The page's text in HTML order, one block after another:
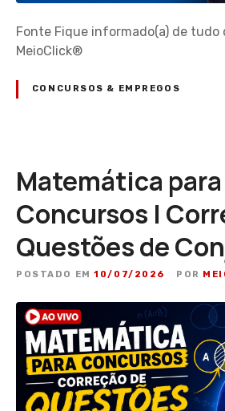
Fonte Fique informado(a) de tudo
MeioClick®
CONCURSOS & EMPREGOS
Matemática para
Concursos |
Questões de
POSTADO EM 10/07/2026 POR